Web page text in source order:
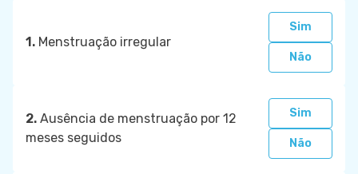
1. Menstruação irregular
Sim
Não
2. Ausência de menstruação por 12
meses seguidos
Sim
Não